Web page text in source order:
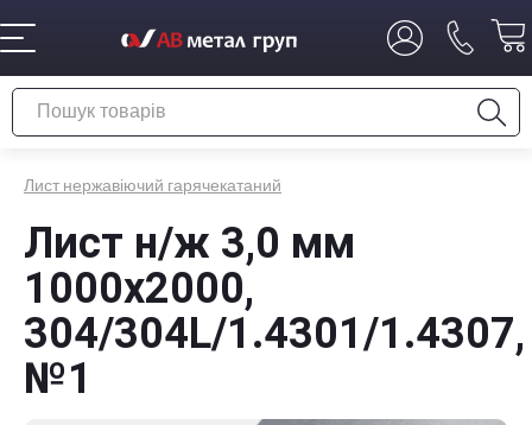
Лист нержавіючий гарячекатаний
Лист н/ж 3,0 мм
1000x2000,
304/304L/1.4301/1.4307,
№1